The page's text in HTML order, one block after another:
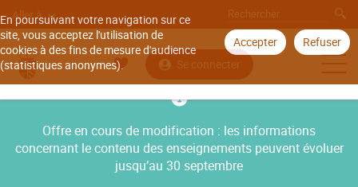
En poursuivant votre navigation sur ce
site, vous acceptez l'utilisation de
cookies à des fins de mesure d'audience
(statistiques anonymes).
Accepter Refuser
Aller à
Se connecter
Offre en cours de modification : les informations
concernant le contenu des enseignements peuvent évoluer
jusqu’au 30 septembre